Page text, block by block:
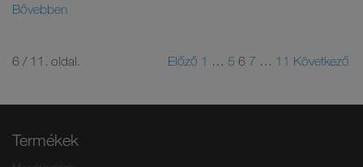
Bővebben
6 / 11. oldal. Előző 1 … 5 6 7 … 11 Következő
Termékek